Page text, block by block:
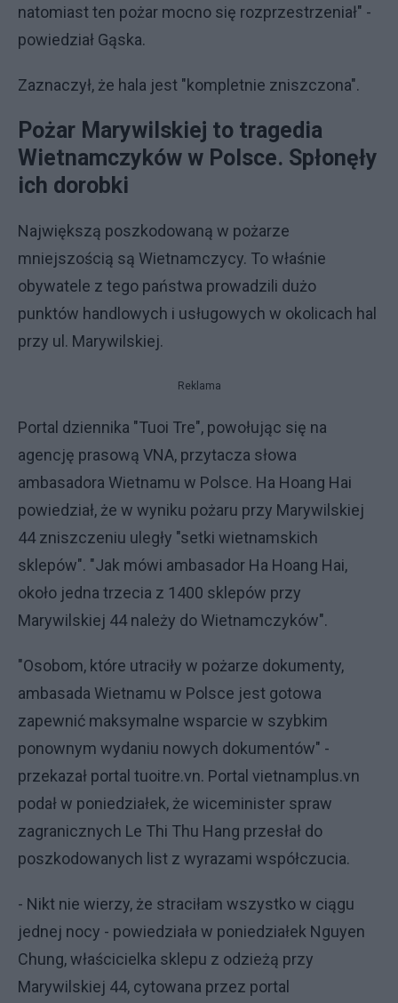
natomiast ten pożar mocno się rozprzestrzeniał" -
powiedział Gąska.
Zaznaczył, że hala jest "kompletnie zniszczona".
Pożar Marywilskiej to tragedia
Wietnamczyków w Polsce. Spłonęły
ich dorobki
Największą poszkodowaną w pożarze
mniejszością są Wietnamczycy. To właśnie
obywatele z tego państwa prowadzili dużo
punktów handlowych i usługowych w okolicach hal
przy ul. Marywilskiej.
Reklama
Portal dziennika "Tuoi Tre", powołując się na
agencję prasową VNA, przytacza słowa
ambasadora Wietnamu w Polsce. Ha Hoang Hai
powiedział, że w wyniku pożaru przy Marywilskiej
44 zniszczeniu uległy "setki wietnamskich
sklepów". "Jak mówi ambasador Ha Hoang Hai,
około jedna trzecia z 1400 sklepów przy
Marywilskiej 44 należy do Wietnamczyków".
"Osobom, które utraciły w pożarze dokumenty,
ambasada Wietnamu w Polsce jest gotowa
zapewnić maksymalne wsparcie w szybkim
ponownym wydaniu nowych dokumentów" -
przekazał portal tuoitre.vn. Portal vietnamplus.vn
podał w poniedziałek, że wiceminister spraw
zagranicznych Le Thi Thu Hang przesłał do
poszkodowanych list z wyrazami współczucia.
- Nikt nie wierzy, że straciłam wszystko w ciągu
jednej nocy - powiedziała w poniedziałek Nguyen
Chung, właścicielka sklepu z odzieżą przy
Marywilskiej 44, cytowana przez portal